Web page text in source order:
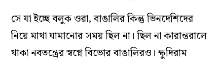
সে যা ইচ্ছে বলুক ওরা, বাঙালির কিন্তু ভিনদেশিদের
নিয়ে মাথা ঘামানোর সময় ছিল না। ছিল না কারান্তরালে
থাকা নবতন্ত্রের স্বপ্নে বিভোর বাঙালিরও। ক্ষুদিরাম